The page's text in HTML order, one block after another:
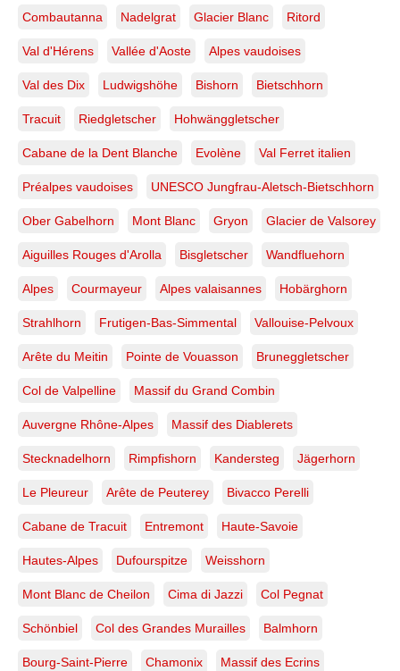
Combautanna Nadelgrat Glacier Blanc Ritord
Val d'Hérens Vallée d'Aoste Alpes vaudoises
Val des Dix Ludwigshöhe Bishorn Bietschhorn
Tracuit Riedgletscher Hohwänggletscher
Cabane de la Dent Blanche Evolène Val Ferret italien
Préalpes vaudoises UNESCO Jungfrau-Aletsch-Bietschhorn
Ober Gabelhorn Mont Blanc Gryon Glacier de Valsorey
Aiguilles Rouges d'Arolla Bisgletscher Wandfluehorn
Alpes Courmayeur Alpes valaisannes Hobärghorn
Strahlhorn Frutigen-Bas-Simmental Vallouise-Pelvoux
Arête du Meitin Pointe de Vouasson Bruneggletscher
Col de Valpelline Massif du Grand Combin
Auvergne Rhône-Alpes Massif des Diablerets
Stecknadelhorn Rimpfishorn Kandersteg Jägerhorn
Le Pleureur Arête de Peuterey Bivacco Perelli
Cabane de Tracuit Entremont Haute-Savoie
Hautes-Alpes Dufourspitze Weisshorn
Mont Blanc de Cheilon Cima di Jazzi Col Pegnat
Schönbiel Col des Grandes Murailles Balmhorn
Bourg-Saint-Pierre Chamonix Massif des Ecrins